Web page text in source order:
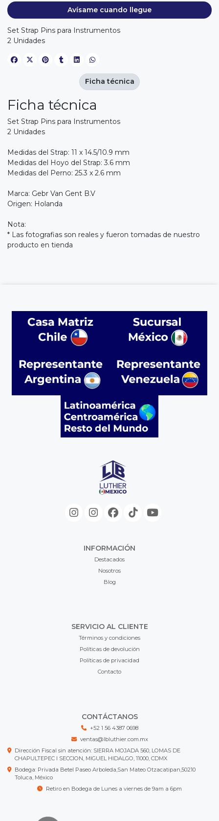
Avísame cuando llegue
Set Strap Pins para Instrumentos
2 Unidades
Ficha técnica
Set Strap Pins para Instrumentos
2 Unidades
Medidas del Strap: 11 x 14.5/10.9 mm
Medidas del Hoyo del Strap: 3.6 mm
Medidas del Perno: 25.3 x 2.6 mm
Marca: Gebr Van Gent B.V
Origen: Holanda
Nota:
* Las fotografias son reales y fueron tomadas de nuestro
producto en tienda
Ficha técnica
INFORMACIÓN
Destacados
Nosotros
Blog
SERVICIO AL CLIENTE
Términos y condiciones
Políticas de devolución
Políticas de privacidad
Contacto
CONTÁCTANOS
+52 1 56 4387 0698
ventas@lbluthier.com.mx
Dirección Fiscal sin atención: SIERRA MOJADA 560, LOMAS DE
CHAPULTEPEC I SECCION, MIGUEL HIDALGO, 11000, CDMX
Bodega: Privada Betel Paseo Arboleda,San Mateo Otzacatipan,50210
Toluca, México
Retiro en Bodega de Lunes a viernes de 9am a 6pm